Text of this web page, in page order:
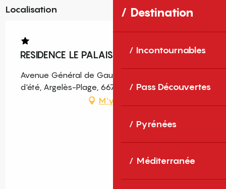
Destination
Incontournables
Pass Découvertes
Pyrénées
Méditerranée
Localisation
RESIDENCE LE PALAIS D'ETE 41
Avenue Général de Gaulle, Résidence Le Palais
d'été, Argelès-Plage, 66700 Argelès-sur-Mer
M'y rendre